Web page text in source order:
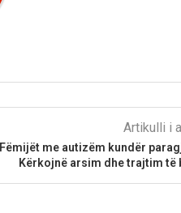
Artikulli i
Fëmijët me autizëm kundër
Kërkojnë arsim dhe trajtim të